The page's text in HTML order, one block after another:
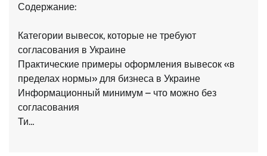
Содержание:
Категории вывесок, которые не требуют
согласования в Украине
Практические примеры оформления вывесок «в
пределах нормы» для бизнеса в Украине
Информационный минимум – что можно без
согласования
Ти…